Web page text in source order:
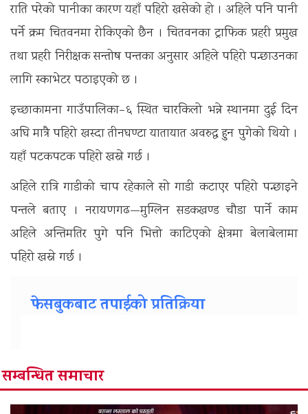
राति परेको पानीका कारण यहाँ पहिरो खसेको हो । अहिले पनि पानी
पर्ने क्रम चितवनमा रोकिएको छैन । चितवनका ट्राफिक प्रहरी प्रमुख
तथा प्रहरी निरीक्षक सन्तोष पन्तका अनुसार अहिले पहिरो पन्छाउनका
लागि स्काभेटर पठाइएको छ ।
इच्छाकामना गाउँपालिका–६ स्थित चारकिलो भन्ने स्थानमा दुई दिन
अघि मात्रै पहिरो खस्दा तीनघण्टा यातायात अवरुद्ध हुन पुगेको थियो ।
यहाँ पटकपटक पहिरो खस्ने गर्छ ।
अहिले रात्रि गाडीको चाप रहेकाले सो गाडी कटाएर पहिरो पन्छाइने
पन्तले बताए । नरायणगढ—मुग्लिन सडकखण्ड चौडा पार्ने काम
अहिले अन्तिमतिर पुगे पनि भित्तो काटिएको क्षेत्रमा बेलाबेलामा
पहिरो खस्ने गर्छ ।
फेसबुकबाट तपाईको प्रतिक्रिया
सम्बन्धित समाचार